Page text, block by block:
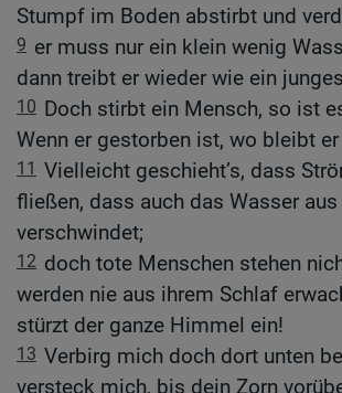
Stumpf im Boden abstirbt und
9 er muss nur ein klein wenig
dann treibt er wieder wie ein
10 Doch stirbt ein Mensch, so ist
Wenn er gestorben ist, wo bleibt er
11 Vielleicht geschieht’s, dass
fließen, dass auch das Wasser
verschwindet;
12 doch tote Menschen stehen
werden nie aus ihrem Schlaf
stürzt der ganze Himmel ein!
13 Verbirg mich doch dort unten
versteck mich, bis dein Zorn